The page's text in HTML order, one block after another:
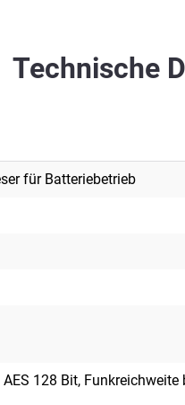
Technische
für Batteriebetrieb
128 Bit,